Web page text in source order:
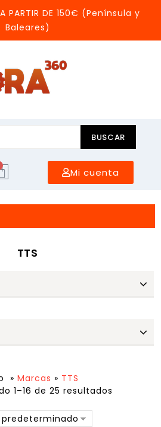
PARTIR DE 150€ (Península y
Baleares)
BUSCAR
Mi cuenta
TTS
» Marcas » TTS
1–16 de 25 resultados